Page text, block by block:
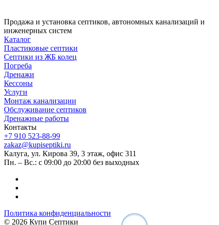
Продажа и установка септиков, автономных канализаций и
инженерных систем
Каталог
Пластиковые септики
Септики из ЖБ колец
Погреба
Дренажи
Кессоны
Услуги
Монтаж канализации
Обслуживание септиков
Дренажные работы
Контакты
+7 910 523-88-99
zakaz@kupiseptiki.ru
Калуга, ул. Кирова 39, 3 этаж, офис 311
Пн. – Вс.: с 09:00 до 20:00 без выходных
Политика конфиденциальности
© 2026 Купи Септики